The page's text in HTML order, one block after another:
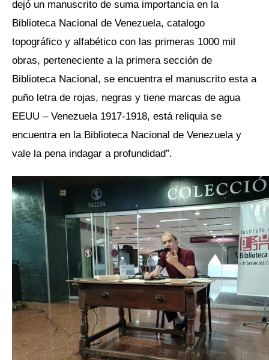
dejó un manuscrito de suma importancia en la
Biblioteca Nacional de Venezuela, catalogo
topográfico y alfabético con las primeras 1000 mil
obras, perteneciente a la primera sección de
Biblioteca Nacional, se encuentra el manuscrito esta a
puño letra de rojas, negras y tiene marcas de agua
EEUU – Venezuela 1917-1918, está reliquia se
encuentra en la Biblioteca Nacional de Venezuela y
vale la pena indagar a profundidad”.